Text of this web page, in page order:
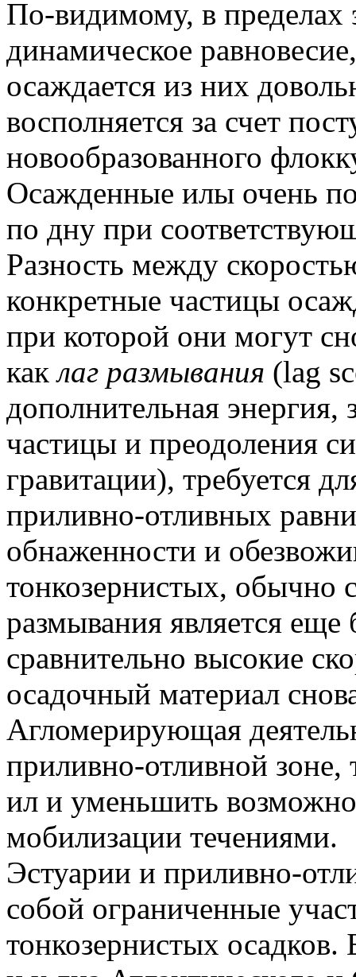
По-видимому, в пределах
динамическое
осаждается из них
восполняется за счет
новообразованного
Осажденные илы очень
по дну при
Разность между
конкретные частицы
при которой они могут
каклаг размывания (lag
дополнительная энергия,
частицы и преодоления
гравитации), требуется
приливно-отливных
обнаженности и
тонкозернистых, обычно
размывания является
сравнительно высокие
осадочный материал
Агломерирующая
приливно-отливной зоне,
ил и уменьшить
мобилизации течениями.
Эстуарии и приливно-
собой ограниченные
тонкозернистых